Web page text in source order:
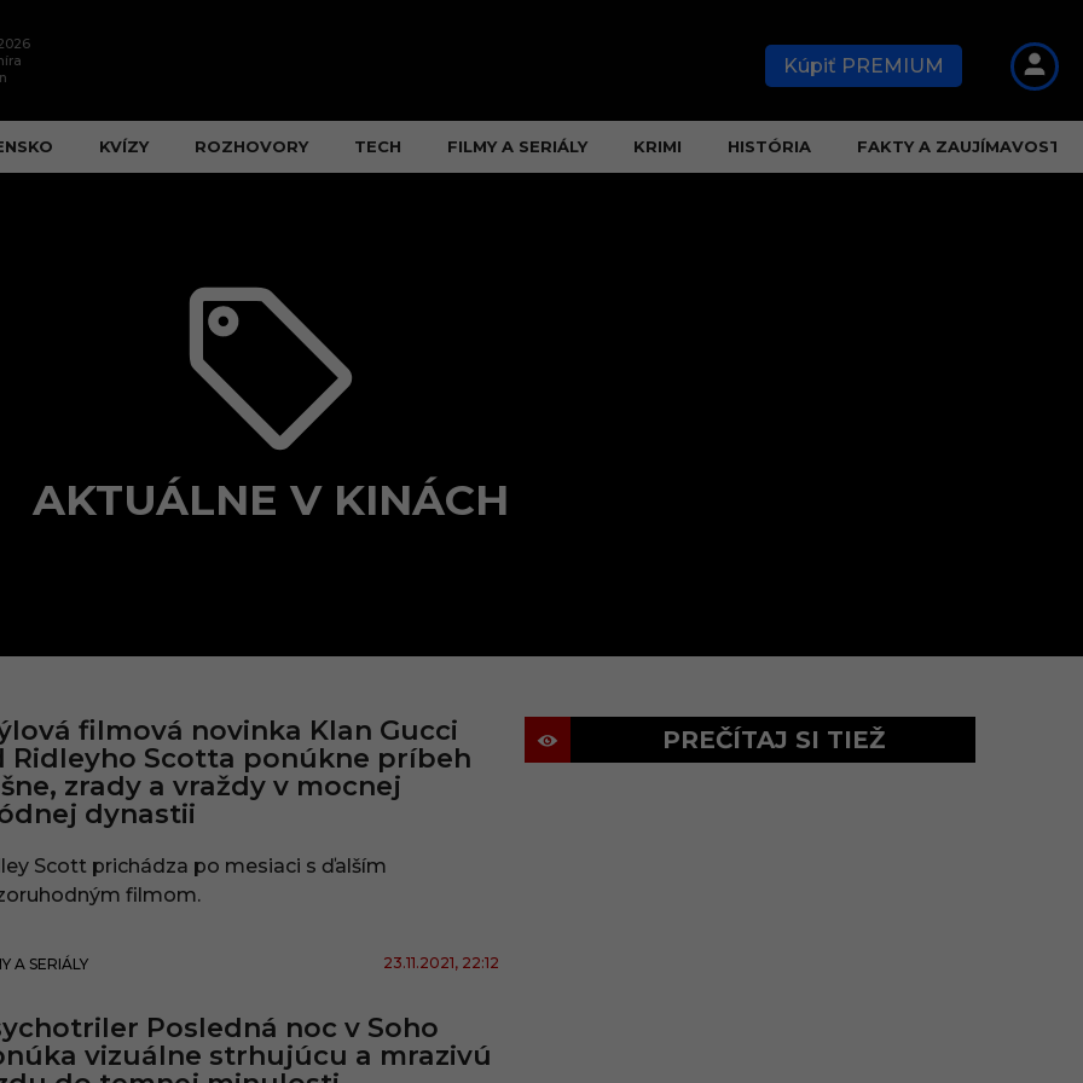
Kúpiť PREMIUM
KVÍZY ROZHOVORY TECH FILMY A SERIÁLY KRIMI HISTÓRIA FAKTY A ZAUJÍMAVOSTI
AKTUÁLNE V KINÁCH
filmová novinka Klan Gucci
Ridleyho Scotta ponúkne príbeh
zrady a vraždy v mocnej
dynastii
Scott prichádza po mesiaci s ďalším
filmom.
A SERIÁLY 23.11.2021, 22:12
Posledná noc v Soho
vizuálne strhujúcu a mrazivú
PREČÍTAJ SI TIEŽ